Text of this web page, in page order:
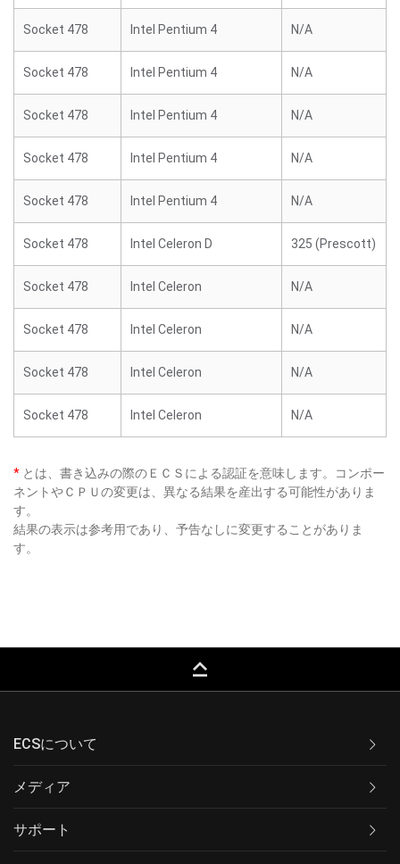
Socket 478 Intel Pentium 4 N/A
Socket 478 Intel Pentium 4 N/A
Socket 478 Intel Pentium 4 N/A
Socket 478 Intel Pentium 4 N/A
Socket 478 Intel Pentium 4 N/A
Socket 478 Intel Celeron D 325 (Prescott)
Socket 478 Intel Celeron N/A
Socket 478 Intel Celeron N/A
Socket 478 Intel Celeron N/A
Socket 478 Intel Celeron N/A
* とは、書き込みの際のＥＣＳによる認証を意味します。コンポー
ネントやＣＰＵの変更は、異なる結果を産出する可能性がありま
す。
結果の表示は参考用であり、予告なしに変更することがありま
す。
keyboard_capslock
ECSについて
メディア
サポート